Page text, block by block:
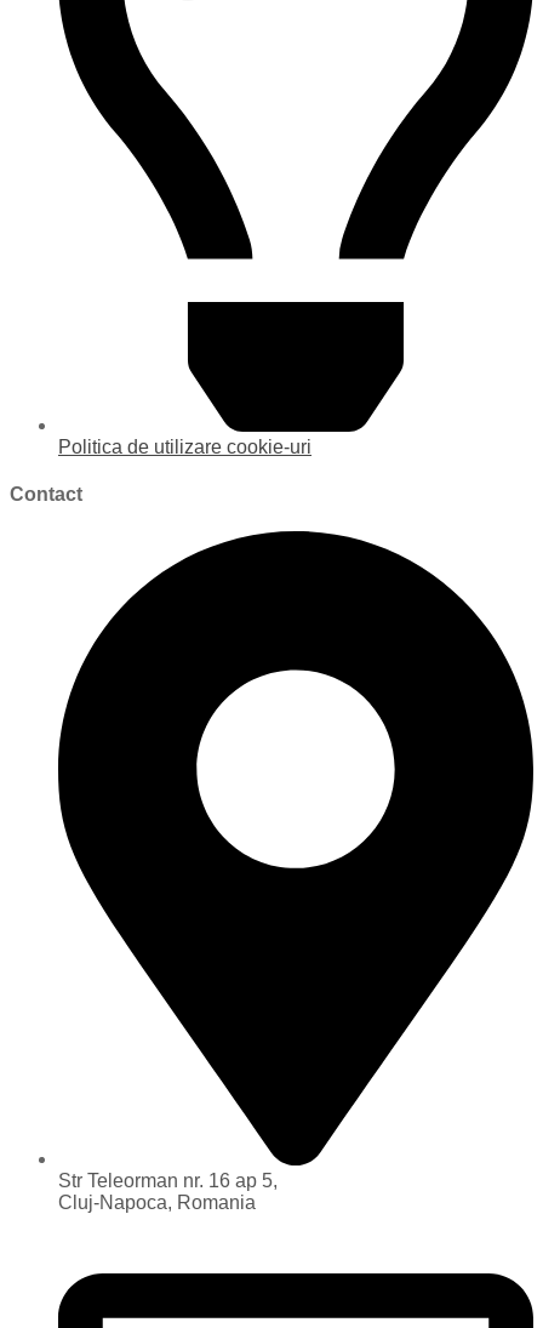
Politica de utilizare cookie-uri
Contact
Str Teleorman nr. 16 ap 5,
Cluj-Napoca, Romania